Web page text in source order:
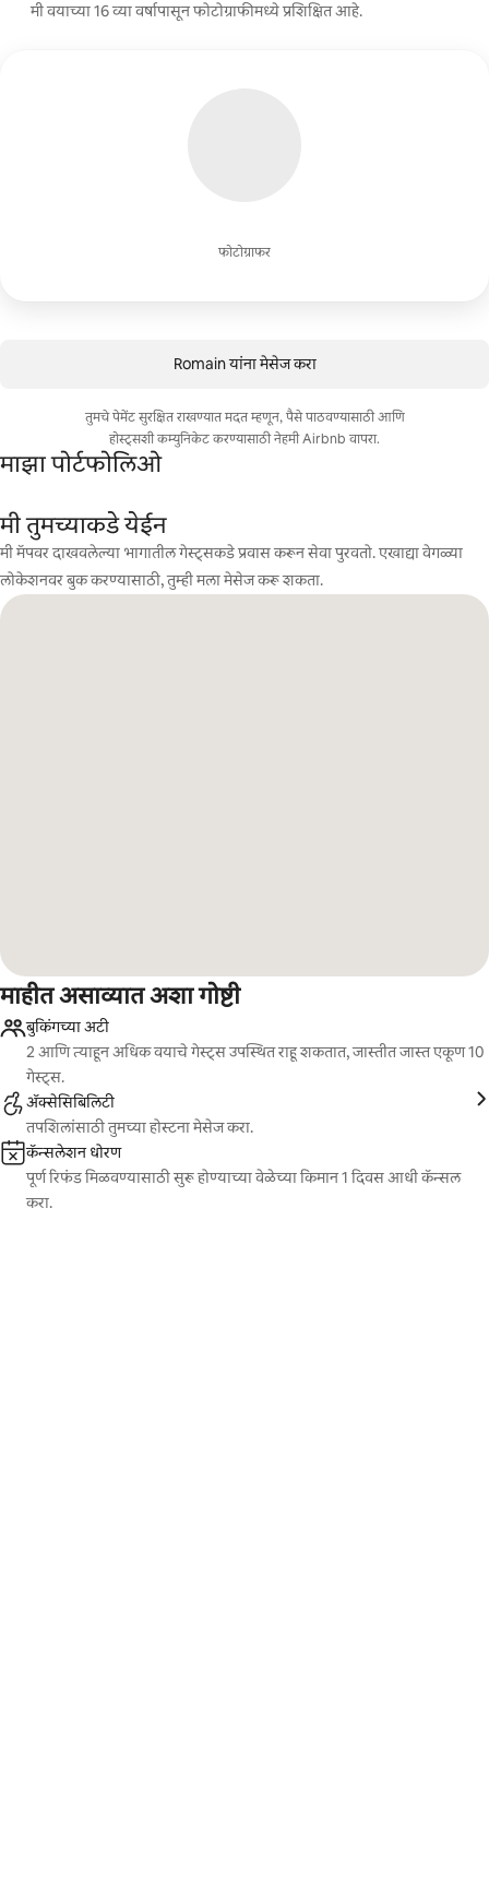
फोटोग्राफर
मी वयाच्या 16 व्या वर्षापासून फोटोग्राफीमध्ये प्रशिक्षित आहे.
Romain यांना मेसेज करा
तुमचे पेमेंट सुरक्षित राखण्यात मदत म्हणून, पैसे पाठवण्यासाठी आणि
होस्ट्सशी कम्युनिकेट करण्यासाठी नेहमी Airbnb वापरा.
माझा पोर्टफोलिओ
मी तुमच्याकडे येईन
मी मॅपवर दाखवलेल्या भागातील गेस्ट्सकडे प्रवास करून सेवा पुरवतो. एखाद्या वेगळ्या
लोकेशनवर बुक करण्यासाठी, तुम्ही मला मेसेज करू शकता.
माहीत असाव्यात अशा गोष्टी
बुकिंगच्या अटी
2 आणि त्याहून अधिक वयाचे गेस्ट्स उपस्थित राहू शकतात, जास्तीत जास्त एकूण 10
गेस्ट्स.
ॲक्सेसिबिलिटी
तपशिलांसाठी तुमच्या होस्टना मेसेज करा.
कॅन्सलेशन धोरण
पूर्ण रिफंड मिळवण्यासाठी सुरू होण्याच्या वेळेच्या किमान 1 दिवस आधी कॅन्सल
करा.